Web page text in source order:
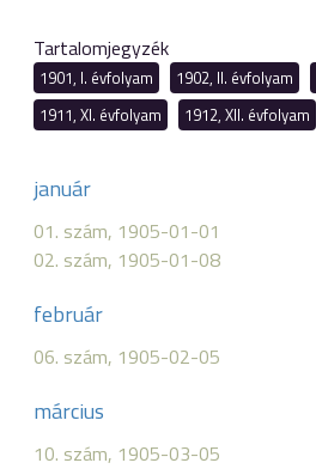
Tartalomjegyzék
1901, I. évfolyam 1902, II. évfolyam
1911, XI. évfolyam
1912, XII. évfolyam
január
01. szám, 1905-01-01
02. szám, 1905-01-08
február
06. szám, 1905-02-05
március
10. szám, 1905-03-05